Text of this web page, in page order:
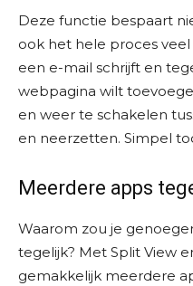
Deze functie bespaart
ook het hele proces
een e-mail schrijft en
webpagina wilt
en weer te schakelen
en neerzetten. Simpel
Meerdere apps
Waarom zou je
tegelijk? Met Split View
gemakkelijk meerdere